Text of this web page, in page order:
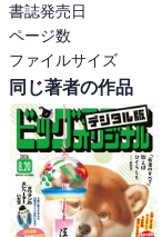
書誌発売日
ページ数
ファイルサイズ
同じ著者の作品